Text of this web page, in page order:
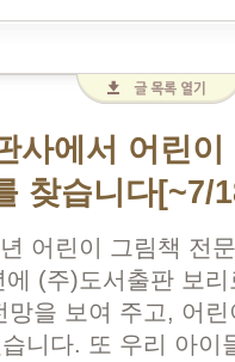
사에서 어린
찾습니다[~7/
어린이 그림책 전
에 (주)도서출판 보
망을 보여 주고, 어
니다. 또 우리 아이